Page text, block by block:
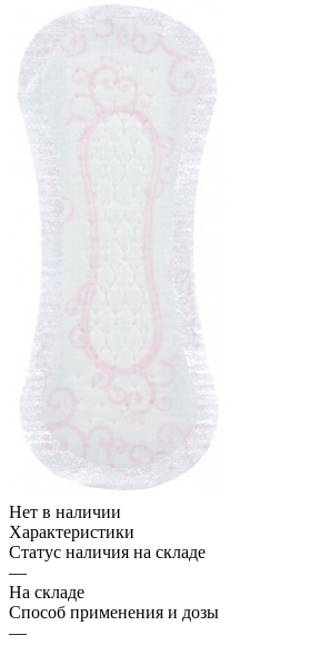
Нет в наличии
Характеристики
Статус наличия на складе
—
На складе
Способ применения и дозы
—